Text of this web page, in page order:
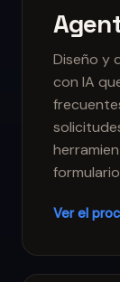
Diseño y
con IA
Ver el